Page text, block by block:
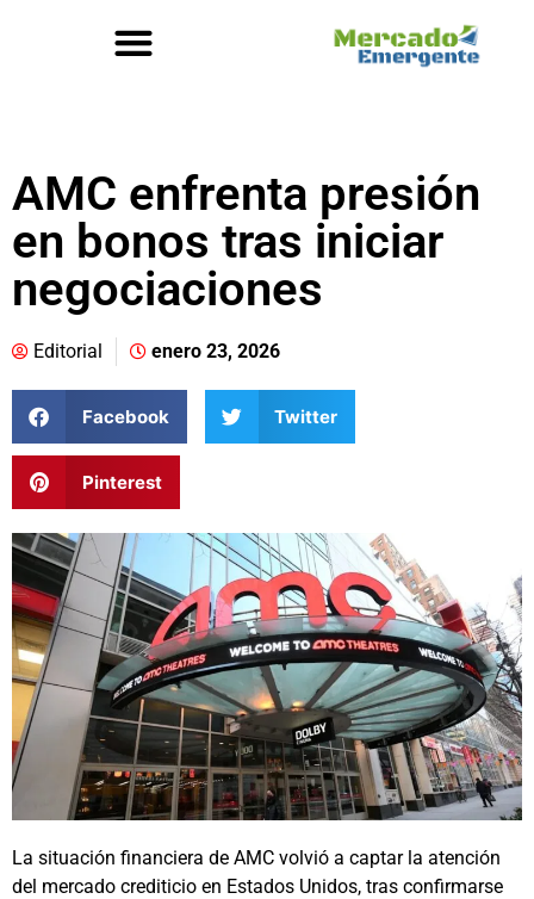
AMC enfrenta presión
en bonos tras iniciar
negociaciones
Editorial enero 23, 2026
Facebook Twitter
Pinterest
La situación financiera de AMC volvió a captar la atención
del mercado crediticio en Estados Unidos, tras confirmarse